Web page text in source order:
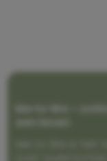
Me to We –